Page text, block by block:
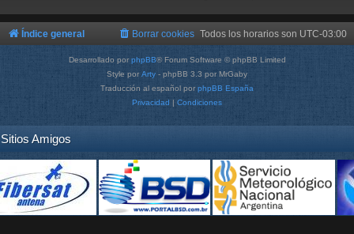
Índice general Todos los horarios son UTC-03:00
Borrar cookies
Desarrollado por phpBB® Forum Software © phpBB Limited
Style por Arty - phpBB 3.3 por MrGaby
Traducción al español por phpBB España
Privacidad | Condiciones
Sitios Amigos